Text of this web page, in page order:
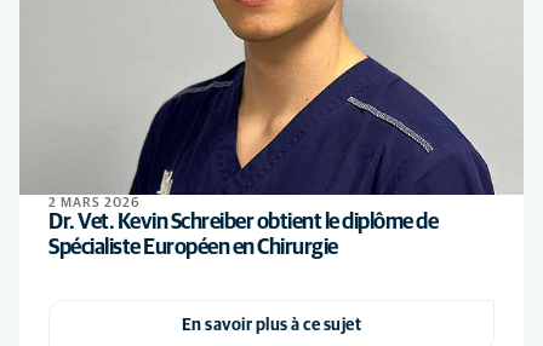
2 MARS 2026
Dr. Vet. Kevin Schreiber obtient le diplôme de
Spécialiste Européen en Chirurgie
En savoir plus à ce sujet